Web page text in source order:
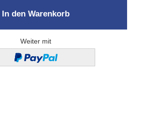
In den Warenkorb
Weiter mit